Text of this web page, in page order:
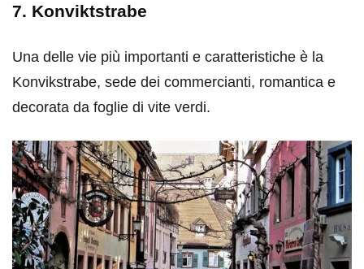
7. Konviktstrabe
Una delle vie più importanti e caratteristiche è la
Konvikstrabe, sede dei commercianti, romantica e
decorata da foglie di vite verdi.